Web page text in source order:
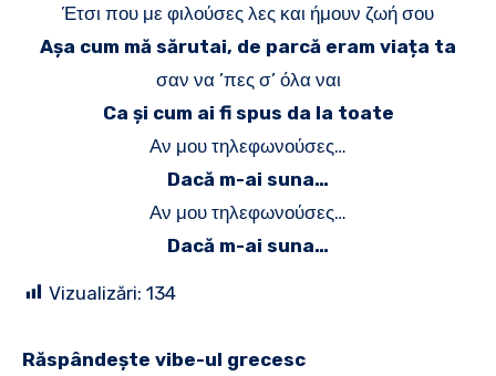
Έτσι που με φιλούσες λες και ήμουν ζωή σου
Așa cum mă sărutai, de parcă eram viața ta
σαν να ’πες σ’ όλα ναι
Ca și cum ai fi spus da la toate
Αν μου τηλεφωνούσες…
Dacă m-ai suna…
Αν μου τηλεφωνούσες…
Dacă m-ai suna…
Vizualizări: 134
Răspândește vibe-ul grecesc